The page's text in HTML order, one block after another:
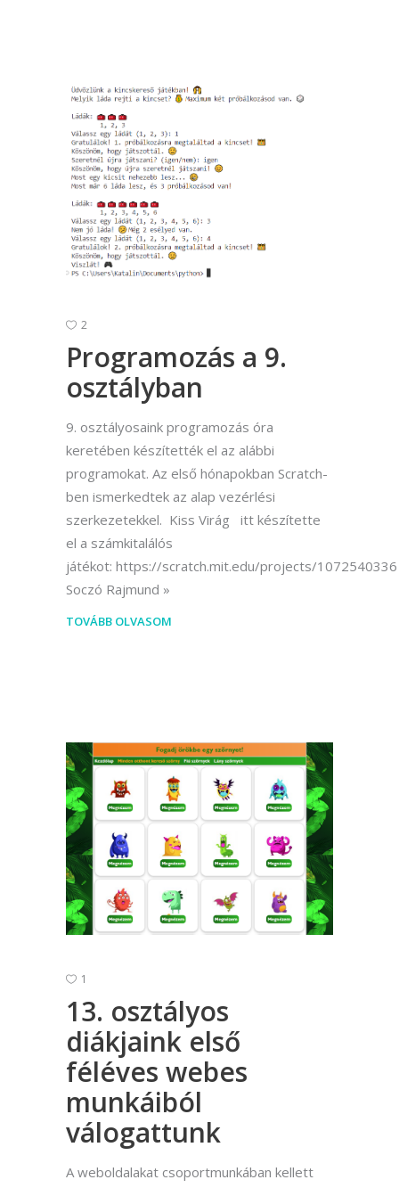
2
Programozás a 9.
osztályban
9. osztályosaink programozás óra
keretében készítették el az alábbi
programokat. Az első hónapokban Scratch-
ben ismerkedtek az alap vezérlési
szerkezetekkel. Kiss Virág itt készítette
el a számkitalálós
játékot: https://scratch.mit.edu/projects/1072540336
Soczó Rajmund
TOVÁBB OLVASOM
1
13. osztályos
diákjaink első
féléves webes
munkáiból
válogattunk
A weboldalakat csoportmunkában kellett